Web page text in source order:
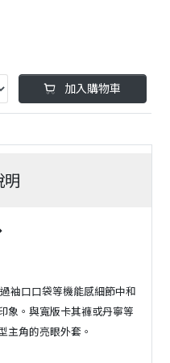
加入購物車
明
袖口口袋等機能感細節中和
象。與寬版卡其褲或丹寧等
主角的亮眼外套。